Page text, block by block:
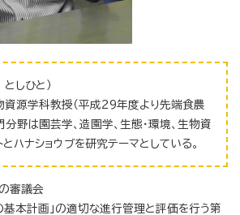
しひと）
源学科教授（平成29年度より先端食農
分野は園芸学、造園学、生態・環境、生物資
ハナショウブを研究テーマとしている。
審議会
基本計画」の適切な進行管理と評価を行う第